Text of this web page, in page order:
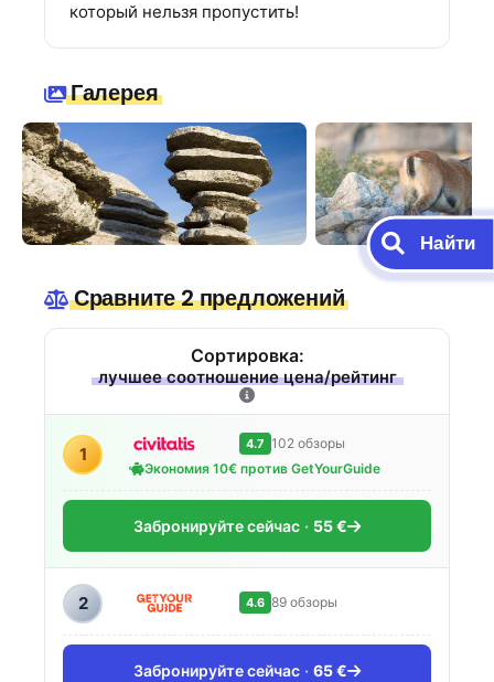
который нельзя пропустить!
Галерея
Сравните 2 предложений
Сортировка:
лучшее соотношение цена/рейтинг
1 4.7 102 обзоры
Экономия 10€ против GetYourGuide
Забронируйте сейчас 55 €
2 4.6 89 обзоры
Забронируйте сейчас 65 €
Найти